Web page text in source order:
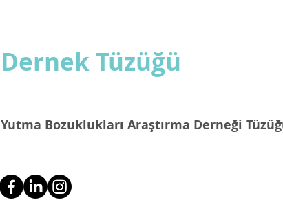
Dernek Tüzüğü
Yutma Bozuklukları Araştırma Derneği